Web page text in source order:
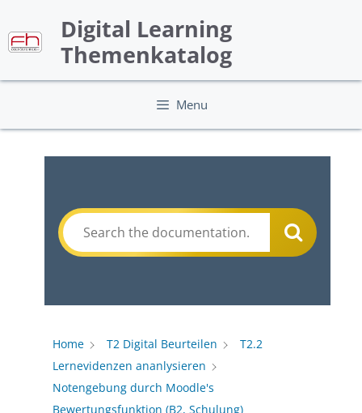
content
Digital Learning
Themenkatalog
Menu
Home T2 Digital Beurteilen
T2.2
Lernevidenzen ananlysieren
Notengebung durch Moodle's
Bewertungsfunktion (B2, Schulung)